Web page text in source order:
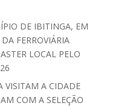
DE IBITINGA, EM
FERROVIÁRIA
LOCAL PELO
VISITAM A CIDADE
COM A SELEÇÃO